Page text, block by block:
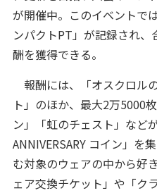
が開催中。このイベントで
ンパクトPT」が記録され
酬を獲得できる。
報酬には、「オスクロル
ト」のほか、最大2万5000
ン」「虹のチェスト」など
ANNIVERSARY コイン」を
む対象のウェアの中から好
ェア交換チケット」や「ク